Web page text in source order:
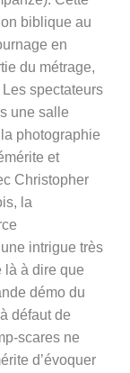
biblique au
en
du métrage,
Les spectateurs
une salle
photographie
et
Christopher
la
intrigue très
là à dire que
démo du
défaut de
scares ne
d’évoquer